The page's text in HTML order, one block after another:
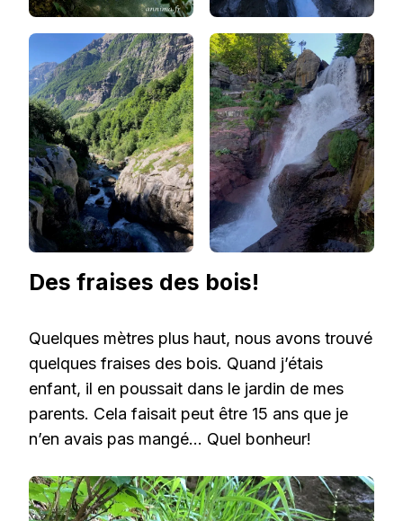
Des fraises des bois!
Quelques mètres plus haut, nous avons trouvé
quelques fraises des bois. Quand j’étais
enfant, il en poussait dans le jardin de mes
parents. Cela faisait peut être 15 ans que je
n’en avais pas mangé… Quel bonheur!